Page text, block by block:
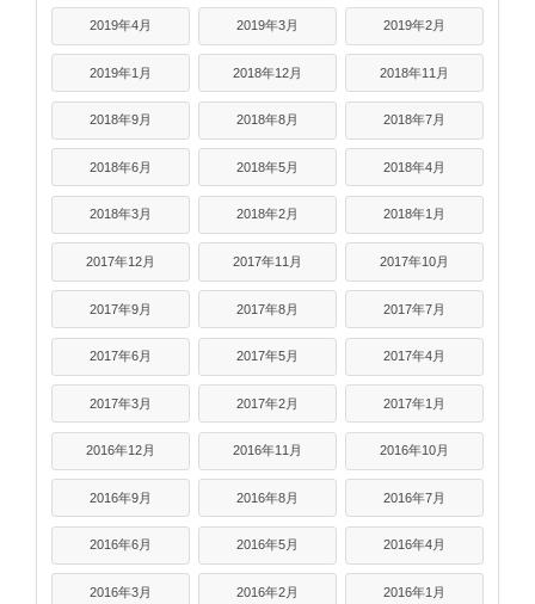
2019年4月 2019年3月 2019年2月
2019年1月 2018年12月 2018年11月
2018年9月 2018年8月 2018年7月
2018年6月 2018年5月 2018年4月
2018年3月 2018年2月 2018年1月
2017年12月 2017年11月 2017年10月
2017年9月 2017年8月 2017年7月
2017年6月 2017年5月 2017年4月
2017年3月 2017年2月 2017年1月
2016年12月 2016年11月 2016年10月
2016年9月 2016年8月 2016年7月
2016年6月 2016年5月 2016年4月
2016年3月 2016年2月 2016年1月